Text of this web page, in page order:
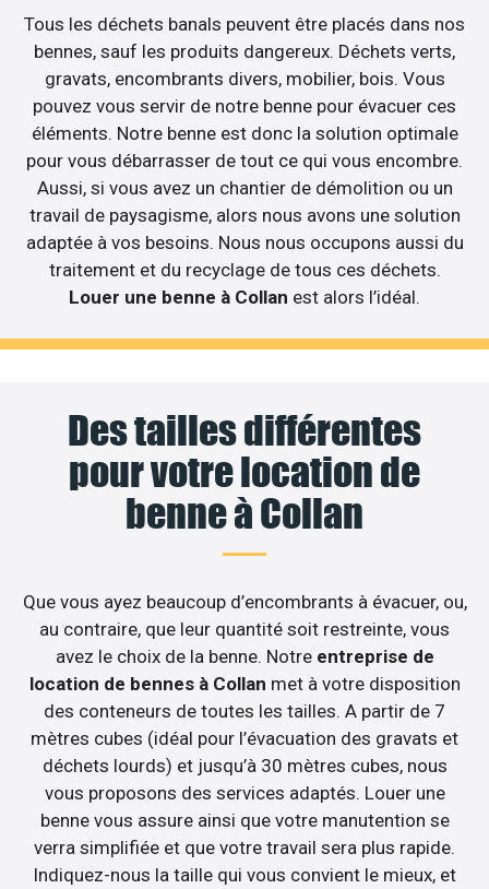
Tous les déchets banals peuvent être placés dans nos
bennes, sauf les produits dangereux. Déchets verts,
gravats, encombrants divers, mobilier, bois. Vous
pouvez vous servir de notre benne pour évacuer ces
éléments. Notre benne est donc la solution optimale
pour vous débarrasser de tout ce qui vous encombre.
Aussi, si vous avez un chantier de démolition ou un
travail de paysagisme, alors nous avons une solution
adaptée à vos besoins. Nous nous occupons aussi du
traitement et du recyclage de tous ces déchets.
Louer une benne à Collan est alors l’idéal.
Des tailles différentes
pour votre location de
benne à Collan
Que vous ayez beaucoup d’encombrants à évacuer, ou,
au contraire, que leur quantité soit restreinte, vous
avez le choix de la benne. Notre entreprise de
location de bennes à Collan met à votre disposition
des conteneurs de toutes les tailles. A partir de 7
mètres cubes (idéal pour l’évacuation des gravats et
déchets lourds) et jusqu’à 30 mètres cubes, nous
vous proposons des services adaptés. Louer une
benne vous assure ainsi que votre manutention se
verra simplifiée et que votre travail sera plus rapide.
Indiquez-nous la taille qui vous convient le mieux, et